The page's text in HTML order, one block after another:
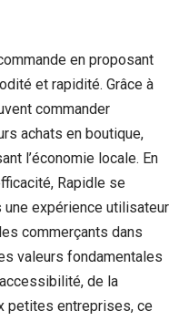
en proposant
et rapidité. Grâce à
commander
achats en boutique,
l’économie locale. En
Rapidle se
expérience utilisateur
commerçants dans
valeurs fondamentales
de la
petites entreprises, ce